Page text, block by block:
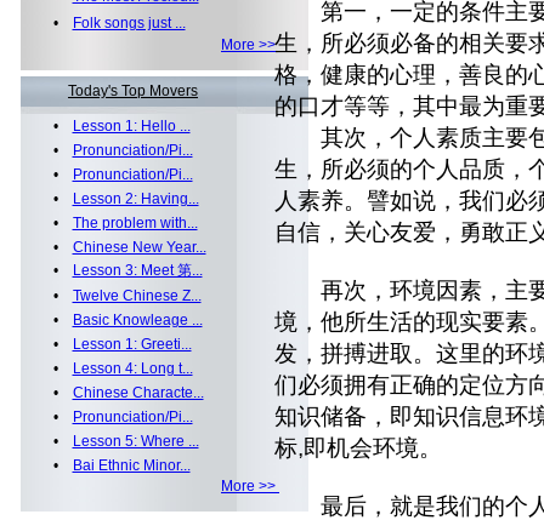
•
Folk songs just ...
More >>
Today's Top Movers
•
Lesson 1: Hello ...
•
Pronunciation/Pi...
•
Pronunciation/Pi...
•
Lesson 2: Having...
• The problem with...
• Chinese New Year...
•
Lesson 3: Meet 第...
• Twelve Chinese Z...
•
Basic Knowleage ...
•
Lesson 1: Greeti...
•
Lesson 4: Long t...
• Chinese Characte...
•
Pronunciation/Pi...
•
Lesson 5: Where ...
•
Bai Ethnic Minor...
More >>
第一，一定的条件主要
生，所必须必备的相关要
格，健康的心理，善良的
的口才等等，其中最为重
其次，个人素质主要包
生，所必须的个人品质，
人素养。譬如说，我们必
自信，关心友爱，勇敢正
再次，环境因素，主要
境，他所生活的现实要素
发，拼搏进取。这里的环
们必须拥有正确的定位方
知识储备，即知识信息环
标,即机会环境。
最后，就是我们的个人